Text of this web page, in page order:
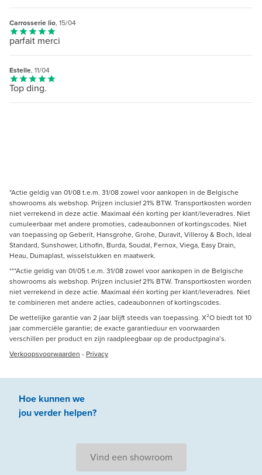
Carrosserie lio, 15/04
parfait merci
Estelle, 11/04
Top ding.
*Actie geldig van 01/08 t.e.m. 31/08 zowel voor aankopen in de Belgische
showrooms als webshop. Prijzen inclusief 21% BTW. Transportkosten worden
niet verrekend in deze actie. Maximaal één korting per klant/leveradres. Niet
cumuleerbaar met andere promoties, cadeaubonnen of kortingscodes. Niet
van toepassing op Geberit, Hansgrohe, Grohe, Duravit, Villeroy & Boch, Ideal
Standard, Sunshower, Lithofin, Burda, Soudal, Fernox, Viega, Easy Drain,
Heau, Dumaplast, wisselstukken en maatwerk.
***Actie geldig van 01/05 t.e.m. 31/08 zowel voor aankopen in de Belgische
showrooms als webshop. Prijzen inclusief 21% BTW. Transportkosten worden
niet verrekend in deze actie. Maximaal één korting per klant/leveradres. Niet
te combineren met andere acties, cadeaubonnen of kortingscodes.
De wettelijke garantie van 2 jaar blijft steeds van toepassing. X²O biedt tot 10
jaar commerciële garantie; de exacte garantieduur en voorwaarden
verschillen per product en zijn raadpleegbaar op de productpagina’s.
Verkoopsvoorwaarden - Privacy
Hoe kunnen we
jouverder helpen?
Vind een showroom